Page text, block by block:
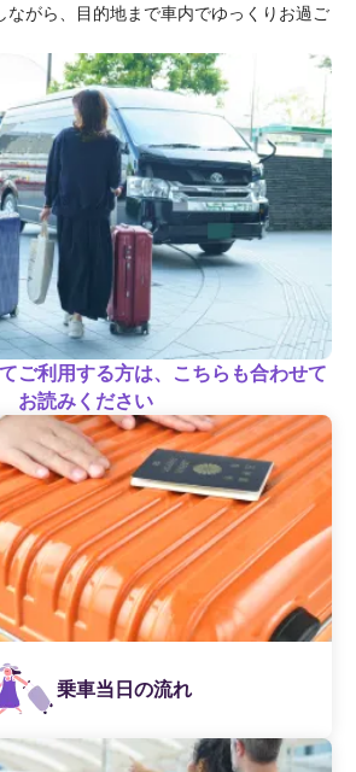
ながら、目的地まで車内でゆっくりお過ご
ご利用する方は、こちらも合わせて
お読みください
乗車当日の流れ